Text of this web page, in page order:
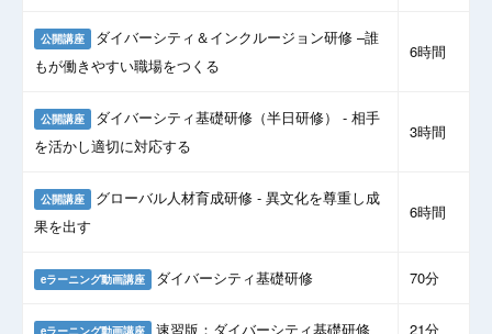
公開講座 ダイバーシティ＆インクルージョン研修 –誰
もが働きやすい職場をつくる
6時間
公開講座 ダイバーシティ基礎研修（半日研修） - 相手
を活かし適切に対応する
3時間
公開講座 グローバル人材育成研修 - 異文化を尊重し成
果を出す
6時間
eラーニング動画講座 ダイバーシティ基礎研修 70分
速習版：ダイバーシティ基礎研修 21分